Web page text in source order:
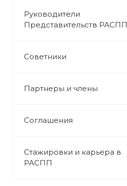
Руководители
Представительств РАСПП
Советники
Партнеры и члены
Соглашения
Стажировки и карьера в
РАСПП